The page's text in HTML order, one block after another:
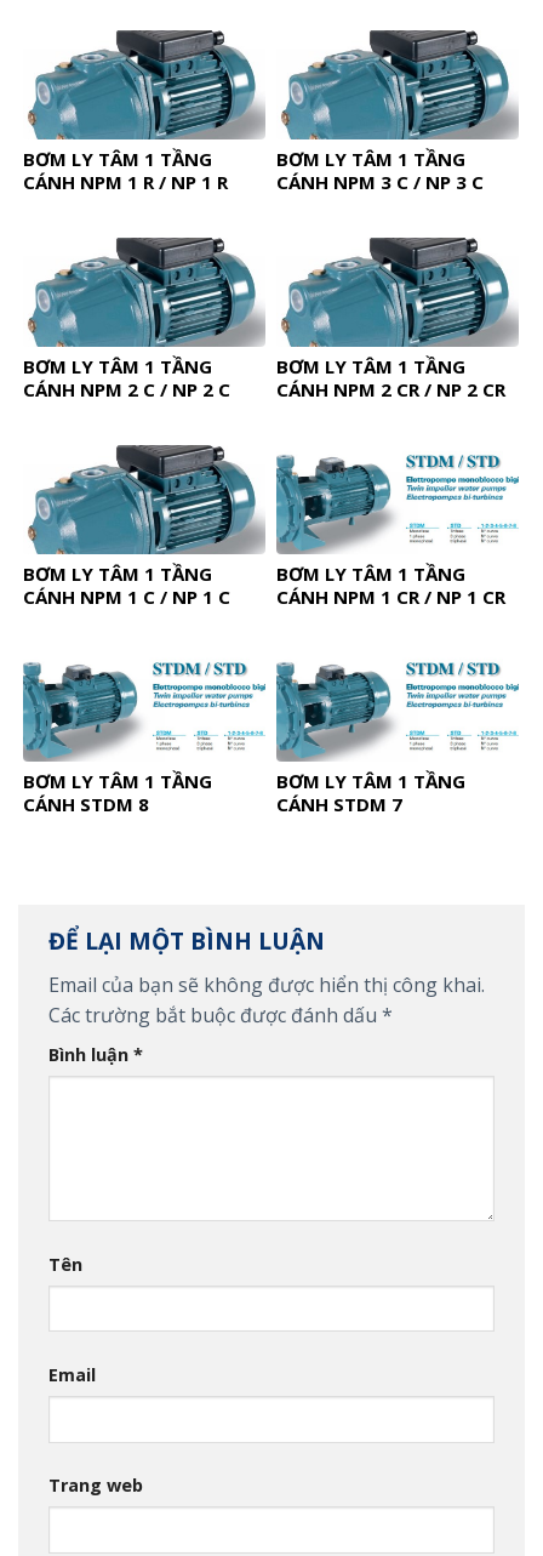
BƠM LY TÂM 1 TẦNG
CÁNH NPM 1 R / NP 1 R
BƠM LY TÂM 1 TẦNG
CÁNH NPM 3 C / NP 3 C
BƠM LY TÂM 1 TẦNG
CÁNH NPM 2 C / NP 2 C
BƠM LY TÂM 1 TẦNG
CÁNH NPM 2 CR / NP 2 CR
BƠM LY TÂM 1 TẦNG
CÁNH NPM 1 C / NP 1 C
BƠM LY TÂM 1 TẦNG
CÁNH NPM 1 CR / NP 1 CR
BƠM LY TÂM 1 TẦNG
CÁNH STDM 8
BƠM LY TÂM 1 TẦNG
CÁNH STDM 7
ĐỂ LẠI MỘT BÌNH LUẬN
Email của bạn sẽ không được hiển thị công khai.
Các trường bắt buộc được đánh dấu *
Bình luận *
Tên
Email
Trang web